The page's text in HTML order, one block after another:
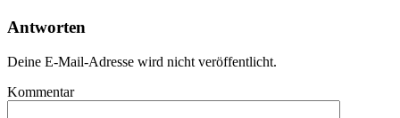
Antworten
Deine E-Mail-Adresse wird nicht veröffentlicht.
Kommentar